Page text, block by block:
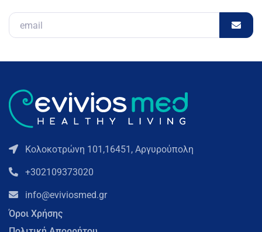
Κολοκοτρώνη 101,16451, Αργυρούπολη
+302109373020
info@eviviosmed.gr
Όροι Χρήσης